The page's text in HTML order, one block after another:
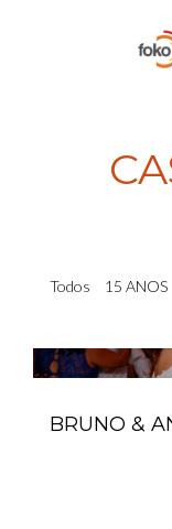
Todos 15 ANOS
BRUNO &